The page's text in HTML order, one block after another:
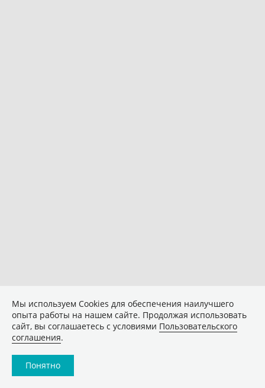
Мы используем Сookies для обеспечения наилучшего
опыта работы на нашем сайте. Продолжая использовать
сайт, вы соглашаетесь с условиями Пользовательского
соглашения.
Понятно